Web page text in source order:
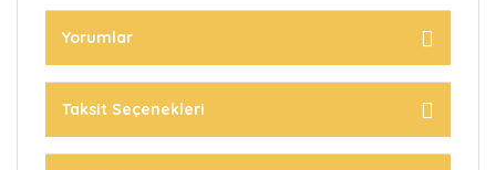
Yorumlar
Taksit Seçenekleri